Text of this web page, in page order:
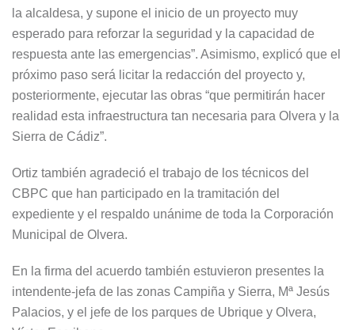
la alcaldesa, y supone el inicio de un proyecto muy
esperado para reforzar la seguridad y la capacidad de
respuesta ante las emergencias”. Asimismo, explicó que el
próximo paso será licitar la redacción del proyecto y,
posteriormente, ejecutar las obras “que permitirán hacer
realidad esta infraestructura tan necesaria para Olvera y la
Sierra de Cádiz”.
Ortiz también agradeció el trabajo de los técnicos del
CBPC que han participado en la tramitación del
expediente y el respaldo unánime de toda la Corporación
Municipal de Olvera.
En la firma del acuerdo también estuvieron presentes la
intendente-jefa de las zonas Campiña y Sierra, Mª Jesús
Palacios, y el jefe de los parques de Ubrique y Olvera,